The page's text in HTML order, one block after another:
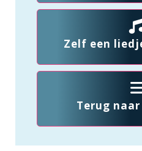
Zelf een
Terug